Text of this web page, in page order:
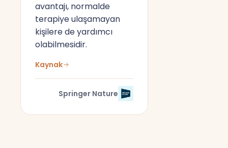
avantajı, normalde
terapiye ulaşamayan
kişilere de yardımcı
olabilmesidir.
Kaynak
Springer Nature